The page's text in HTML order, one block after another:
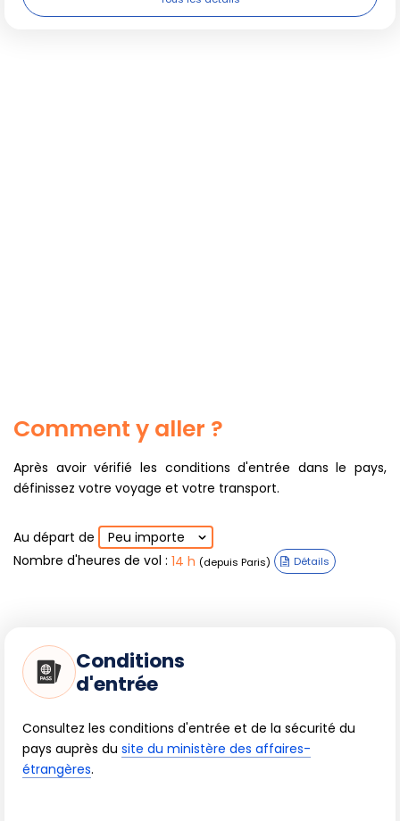
Comment y aller ?
Après avoir vérifié les conditions d'entrée dans le pays,
définissez votre voyage et votre transport.
Au départ de
Peu importe
Nombre d'heures de vol : 14 h (depuis Paris) Détails
Conditions
d'entrée
Consultez les conditions d'entrée et de la sécurité du
pays auprès du site du ministère des affaires-
étrangères.